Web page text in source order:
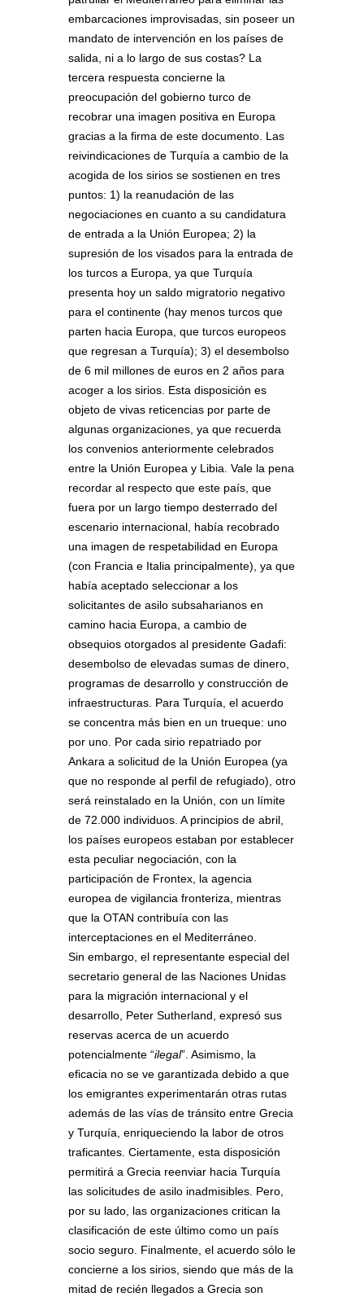
embarcaciones improvisadas, sin poseer un
mandato de intervención en los países de
salida, ni a lo largo de sus costas? La
tercera respuesta concierne la
preocupación del gobierno turco de
recobrar una imagen positiva en Europa
gracias a la firma de este documento. Las
reivindicaciones de Turquía a cambio de la
acogida de los sirios se sostienen en tres
puntos: 1) la reanudación de las
negociaciones en cuanto a su candidatura
de entrada a la Unión Europea; 2) la
supresión de los visados para la entrada de
los turcos a Europa, ya que Turquía
presenta hoy un saldo migratorio negativo
para el continente (hay menos turcos que
parten hacia Europa, que turcos europeos
que regresan a Turquía); 3) el desembolso
de 6 mil millones de euros en 2 años para
acoger a los sirios. Esta disposición es
objeto de vivas reticencias por parte de
algunas organizaciones, ya que recuerda
los convenios anteriormente celebrados
entre la Unión Europea y Libia. Vale la pena
recordar al respecto que este país, que
fuera por un largo tiempo desterrado del
escenario internacional, había recobrado
una imagen de respetabilidad en Europa
(con Francia e Italia principalmente), ya que
había aceptado seleccionar a los
solicitantes de asilo subsaharianos en
camino hacia Europa, a cambio de
obsequios otorgados al presidente Gadafi:
desembolso de elevadas sumas de dinero,
programas de desarrollo y construcción de
infraestructuras. Para Turquía, el acuerdo
se concentra más bien en un trueque: uno
por uno. Por cada sirio repatriado por
Ankara a solicitud de la Unión Europea (ya
que no responde al perfil de refugiado), otro
será reinstalado en la Unión, con un límite
de 72.000 individuos. A principios de abril,
los países europeos estaban por establecer
esta peculiar negociación, con la
participación de Frontex, la agencia
europea de vigilancia fronteriza, mientras
que la OTAN contribuía con las
interceptaciones en el Mediterráneo.
Sin embargo, el representante especial del
secretario general de las Naciones Unidas
para la migración internacional y el
desarrollo, Peter Sutherland, expresó sus
reservas acerca de un acuerdo
potencialmente “ilegal”. Asimismo, la
eficacia no se ve garantizada debido a que
los emigrantes experimentarán otras rutas
además de las vías de tránsito entre Grecia
y Turquía, enriqueciendo la labor de otros
traficantes. Ciertamente, esta disposición
permitirá a Grecia reenviar hacia Turquía
las solicitudes de asilo inadmisibles. Pero,
por su lado, las organizaciones critican la
clasificación de este último como un país
socio seguro. Finalmente, el acuerdo sólo le
concierne a los sirios, siendo que más de la
mitad de recién llegados a Grecia son